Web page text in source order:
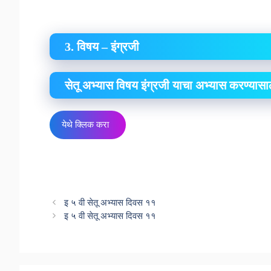
3. विषय – इंग्रजी
सेतू अभ्यास विषय इंग्रजी याचा अभ्यास
येथे क्लिक करा
इ ५ वी सेतू अभ्यास दिवस ११
इ ५ वी सेतू अभ्यास दिवस ११